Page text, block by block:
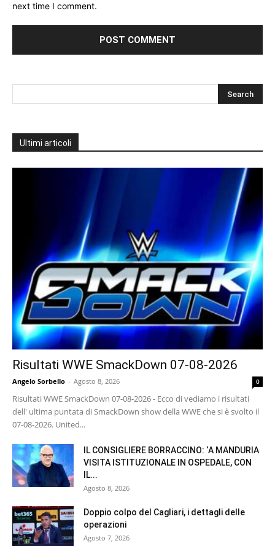
next time I comment.
Ultimi articoli
Risultati WWE SmackDown 07-08-2026
Angelo Sorbello - Agosto 8, 2026 0
Risultati WWE SmackDown 07-08-2026 - Ecco di vediamo i risultati
dell' ultima puntata di SmackDown show della WWE che si è svolto il
07-08-2026. United...
IL CONSIGLIERE BORRACCINO: ‘A MANDURIA
VISITA ISTITUZIONALE IN OSPEDALE, CON
IL...
Agosto 8, 2026
Doppio colpo del Cagliari, i dettagli delle
operazioni
Agosto 7, 2026